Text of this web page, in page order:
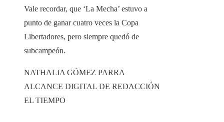
Vale recordar, que ‘La Mecha’ estuvo a
punto de ganar cuatro veces la Copa
Libertadores, pero siempre quedó de
subcampeón.
NATHALIA GÓMEZ PARRA
ALCANCE DIGITAL DE REDACCIÓN
EL TIEMPO